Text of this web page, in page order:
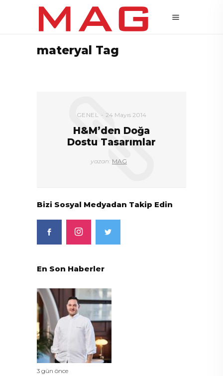
materyal Tag
GENEL 24 Mayıs 2014
H&M’den Doğa
Dostu Tasarımlar
yazan: MAG
Bizi Sosyal Medyadan Takip Edin
En Son Haberler
3 gün önce